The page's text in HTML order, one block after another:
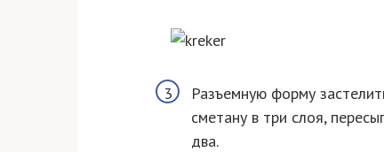
Разъемную форму
сметану в три слоя,
два.